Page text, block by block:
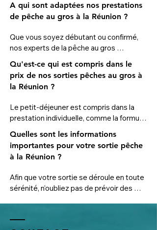
A qui sont adaptées nos prestations
de pêche au gros à la Réunion ?
Que vous soyez débutant ou confirmé,
nos experts de la pêche au gros
s'adaptent à tous les profils. Vous pouvez
venir seul et opter pour notre formule
"Tarif individuel" (à partir de 65€), ou
privatiser le bateau si vous êtes en
famille ou entre amis (6 personnes
maximum), dès 520€.
Qu'est-ce qui est compris dans le
prix de nos sorties pêches au gros à
la Réunion ?
Le petit-déjeuner est compris dans la
prestation individuelle, comme la formule
de privatisation du bateau. Les boissons
sont également incluses dans ce tarif.
Enfin, une collation au retour de la sortie
est également incluse dans le prix.
Quelles sont les informations
importantes pour votre sortie pêche
à la Réunion ?
Afin que votre sortie se déroule en toute
sérénité, n'oubliez pas de prévoir des